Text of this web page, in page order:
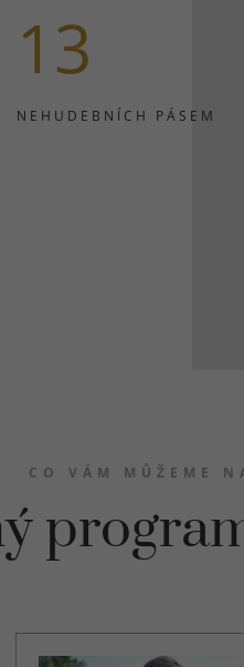
13
NEHUDEBNÍCH PÁSEM
CO VÁM MŮŽEME